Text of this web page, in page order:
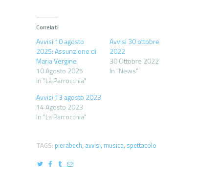
Correlati
Avvisi 10 agosto
2025: Assunzione di
Maria Vergine
10 Agosto 2025
In "La Parrocchia"
Avvisi 30 ottobre
2022
30 Ottobre 2022
In "News"
Avvisi 13 agosto 2023
14 Agosto 2023
In "La Parrocchia"
TAGS: pierabech, avvisi, musica, spettacolo